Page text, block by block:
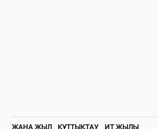
ЖАҢА ЖЫЛ ҚҰТТЫҚТАУ ИТ ЖЫЛЫ